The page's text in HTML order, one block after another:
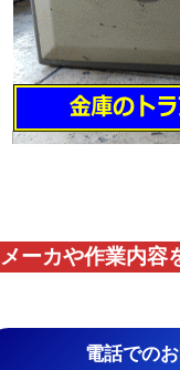
メーカや作業内容
電話での